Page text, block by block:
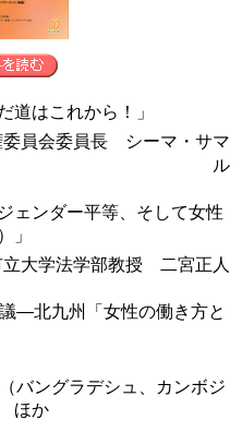
道はこれから！」
員会委員長 シーマ・サマ
ル
ェンダー平等、そして女性
」
大学法学部教授 二宮正人
―北九州「女性の働き方と
バングラデシュ、カンボジ
ほか